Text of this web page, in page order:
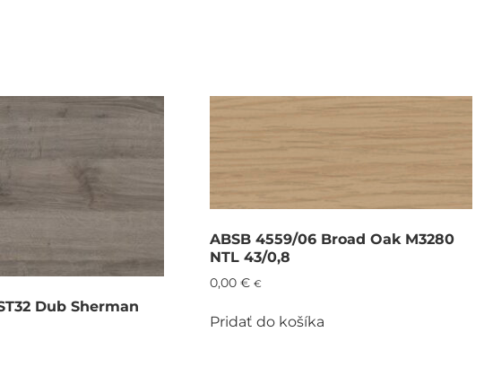
Dub Sherman
ABSB 4559/06 Broad Oak M3280
NTL 43/0,8
0,00 € €
Pridať do košíka